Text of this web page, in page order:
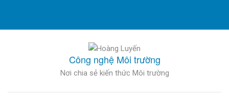
Công nghệ Môi trường
Nơi chia sẻ kiến thức Môi trường